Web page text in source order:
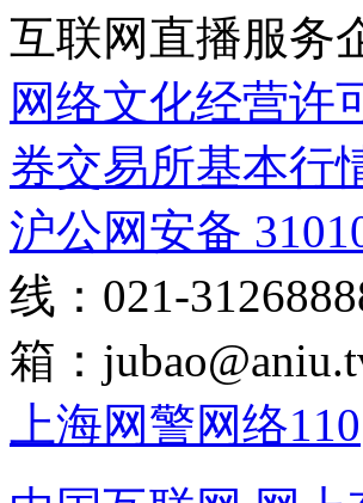
互联网直播服务
网络文化经营许
券交易所基本行
沪公网安备
线：021-
箱：
上海网警网络110